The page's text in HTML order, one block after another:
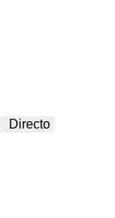
Directo